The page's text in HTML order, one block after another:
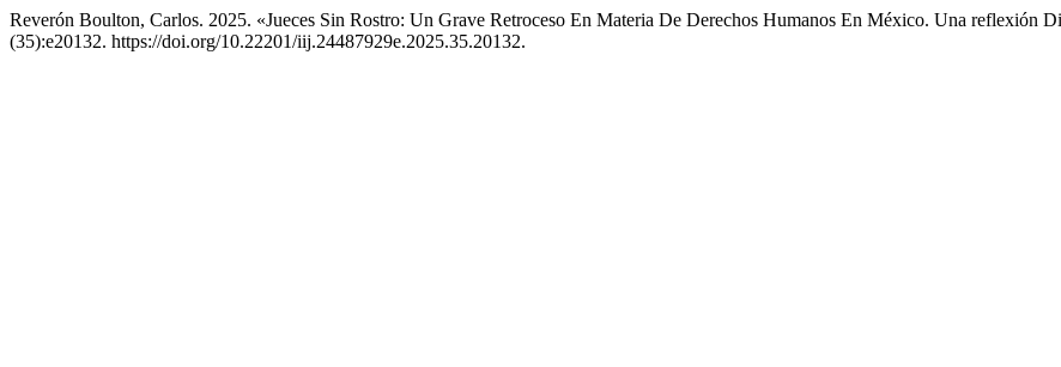
Reverón Boulton, Carlos. 2025. «Jueces Sin Rostro: Un Grave Retroceso En Materia De Derechos Humanos En México. Una reflexión
(35):e20132. https://doi.org/10.22201/iij.24487929e.2025.35.20132.